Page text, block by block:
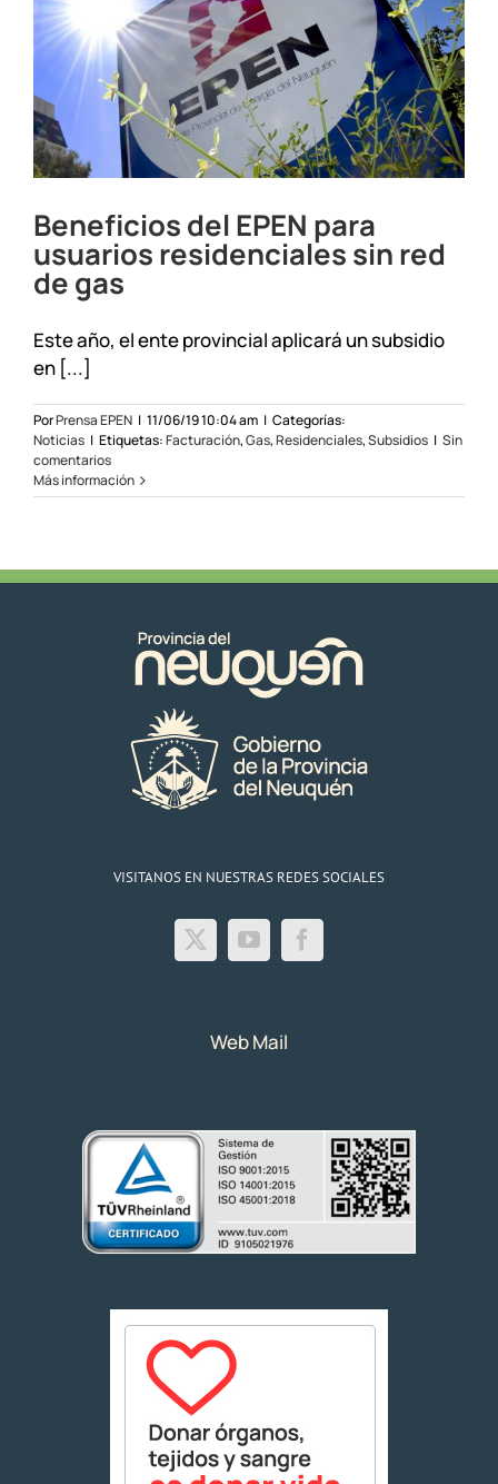
31
de
julio
Beneficios del EPEN para
usuarios residenciales sin red
de gas
Este año, el ente provincial aplicará un subsidio
en [...]
PorPrensa EPEN | 11/06/19 10:04 am | Categorías:
Noticias | Etiquetas:Facturación,Gas,Residenciales,Subsidios | Sin
comentarios
Más información
VISITANOS EN NUESTRAS REDES SOCIALES
Web Mail